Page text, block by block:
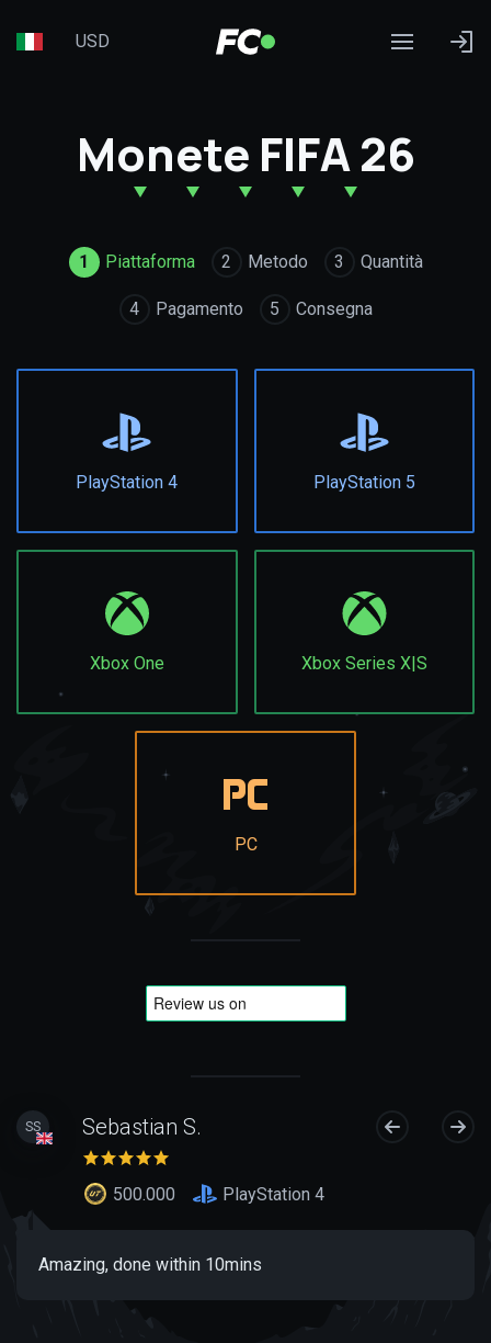
USD
Monete FIFA 26
1 Piattaforma 2 Metodo 3 Quantità
4 Pagamento 5 Consegna
PlayStation 4 PlayStation 5
Xbox One Xbox Series X|S
PC
SS Sebastian S.
500.000 PlayStation 4
Amazing, done within 10mins